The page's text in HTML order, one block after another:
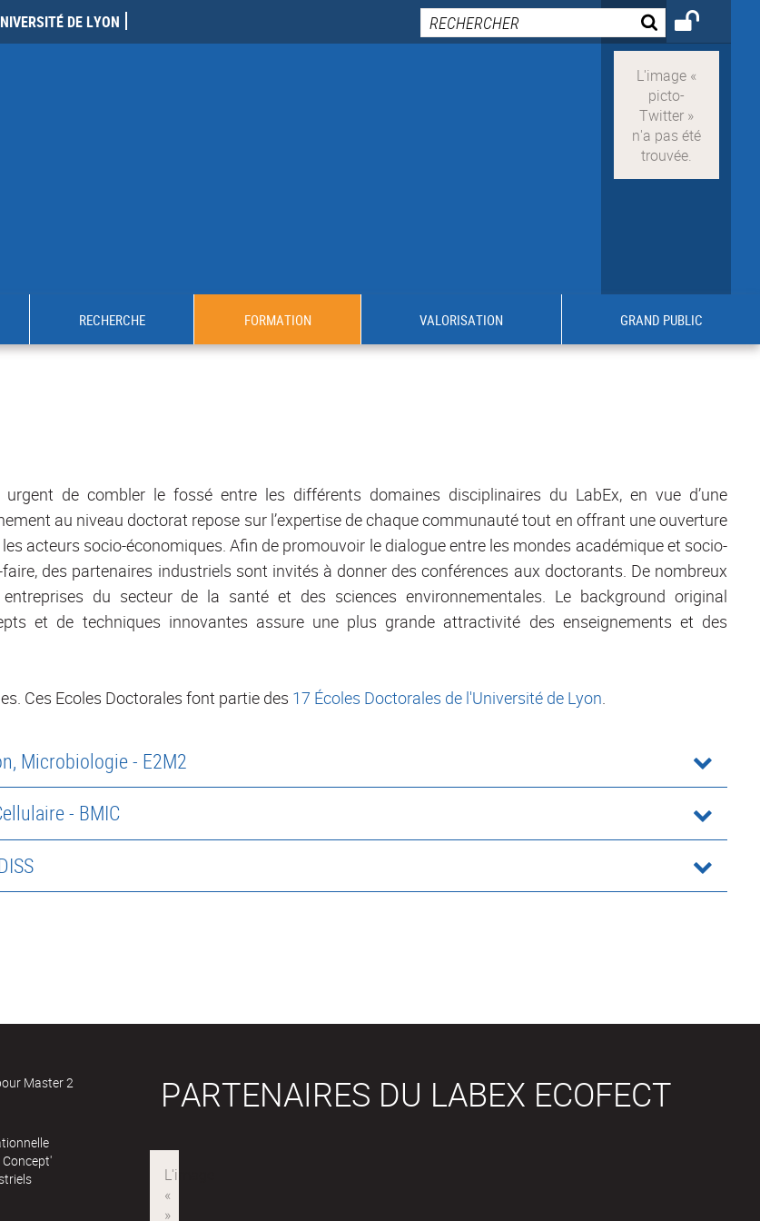
DE LYON
RECHERCHE FORMATION VALORISATION GRAND PUBLIC
de combler le fossé entre les différents domaines disciplinaires du LabEx, en vue d’une
au niveau doctorat repose sur l’expertise de chaque communauté tout en offrant une ouverture
acteurs socio-économiques. Afin de promouvoir le dialogue entre les mondes académique et socio-
des partenaires industriels sont invités à donner des conférences aux doctorants. De nombreux
du secteur de la santé et des sciences environnementales. Le background original
et de techniques innovantes assure une plus grande attractivité des enseignements et des
Ces Ecoles Doctorales font partie des 17 Écoles Doctorales de l'Université de Lyon.
Microbiologie - E2M2
- BMIC
Master 2
Concept'
PARTENAIRES DU LABEX ECOFECT